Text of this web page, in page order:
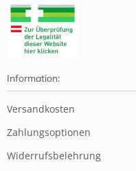
Information:
Versandkosten
Zahlungsoptionen
Widerrufsbelehrung